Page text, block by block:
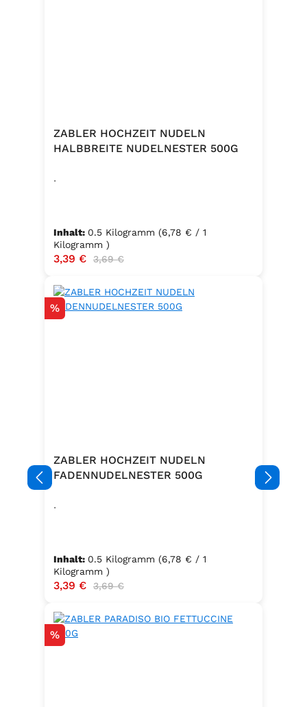
ZABLER HOCHZEIT NUDELN
HALBBREITE NUDELNESTER 500G
.
Inhalt: 0.5 Kilogramm (6,78 € / 1
Kilogramm )
Verkaufspreis:
3,39 € Regulärer Preis:
3,69 €
Rabatt
%
ZABLER HOCHZEIT NUDELN
FADENNUDELNESTER 500G
.
Inhalt: 0.5 Kilogramm (6,78 € / 1
Kilogramm )
Verkaufspreis:
3,39 € Regulärer Preis:
3,69 €
Rabatt
%